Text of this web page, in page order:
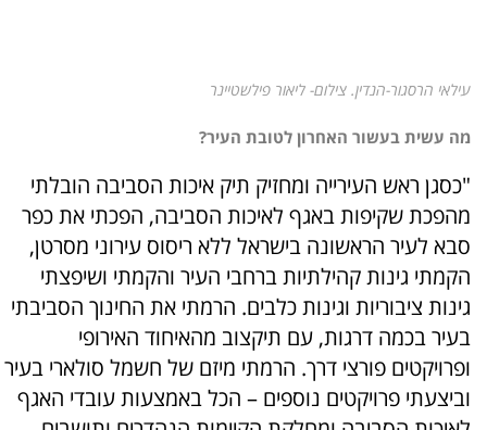
עילאי הרסגור-הנדין. צילום- ליאור פילשטיינר
מה עשית בעשור האחרון לטובת העיר?
"כסגן ראש העירייה ומחזיק תיק איכות הסביבה הובלתי
מהפכת שקיפות באגף לאיכות הסביבה, הפכתי את כפר
סבא לעיר הראשונה בישראל ללא ריסוס עירוני מסרטן,
הקמתי גינות קהילתיות ברחבי העיר והקמתי ושיפצתי
גינות ציבוריות וגינות כלבים. הרמתי את החינוך הסביבתי
בעיר בכמה דרגות, עם תיקצוב מהאיחוד האירופי
ופרויקטים פורצי דרך. הרמתי מיזם של חשמל סולארי בעיר
וביצעתי פרויקטים נוספים – הכל באמצעות עובדי האגף